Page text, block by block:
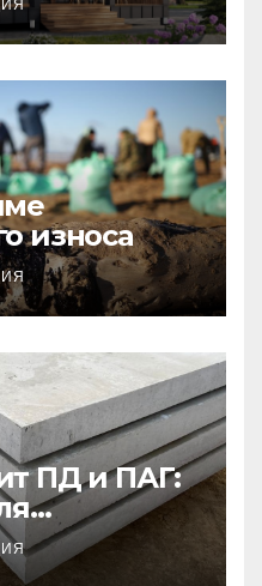
износа
ПД и ПАГ:
прочного